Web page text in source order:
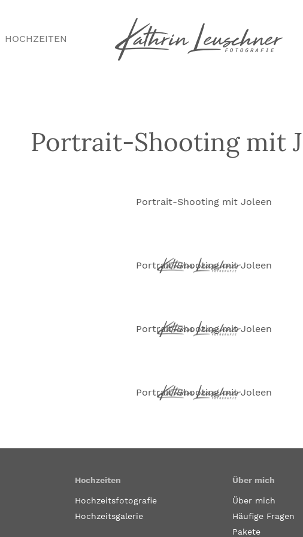
HOCHZEITEN
Portrait-Shooting mit
Hochzeiten
Hochzeitsfotografie
Hochzeitsgalerie
Über mich
Über mich
Häufige Fragen
Pakete